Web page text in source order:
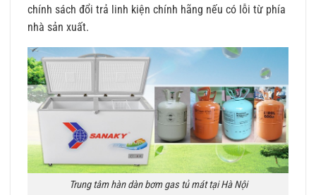
chính sách đổi trả linh kiện chính hãng nếu có lỗi từ phía
nhà sản xuất.
Trung tâm hàn dàn bơm gas tủ mát tại Hà Nội